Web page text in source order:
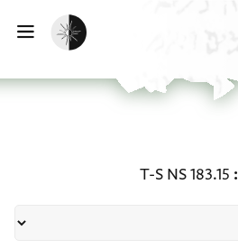
تفعيل الوضع المظلم
T-S NS 183.15